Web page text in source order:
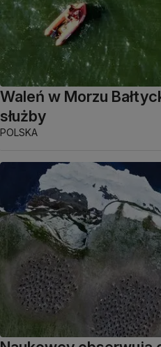
Waleń w Morzu
służby
POLSKA